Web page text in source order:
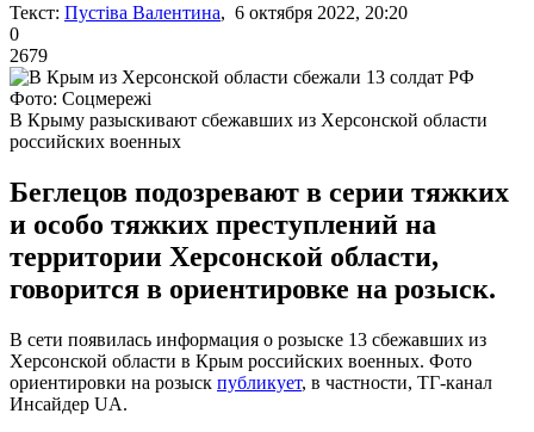
Текст: Пустіва Валентина, 6 октября 2022, 20:20
0
2679
Фото: Соцмережі
В Крыму разыскивают сбежавших из Херсонской области
российских военных
Беглецов подозревают в серии тяжких
и особо тяжких преступлений на
территории Херсонской области,
говорится в ориентировке на розыск.
В сети появилась информация о розыске 13 сбежавших из
Херсонской области в Крым российских военных. Фото
ориентировки на розыск публикует, в частности, ТГ-канал
Инсайдер UA.